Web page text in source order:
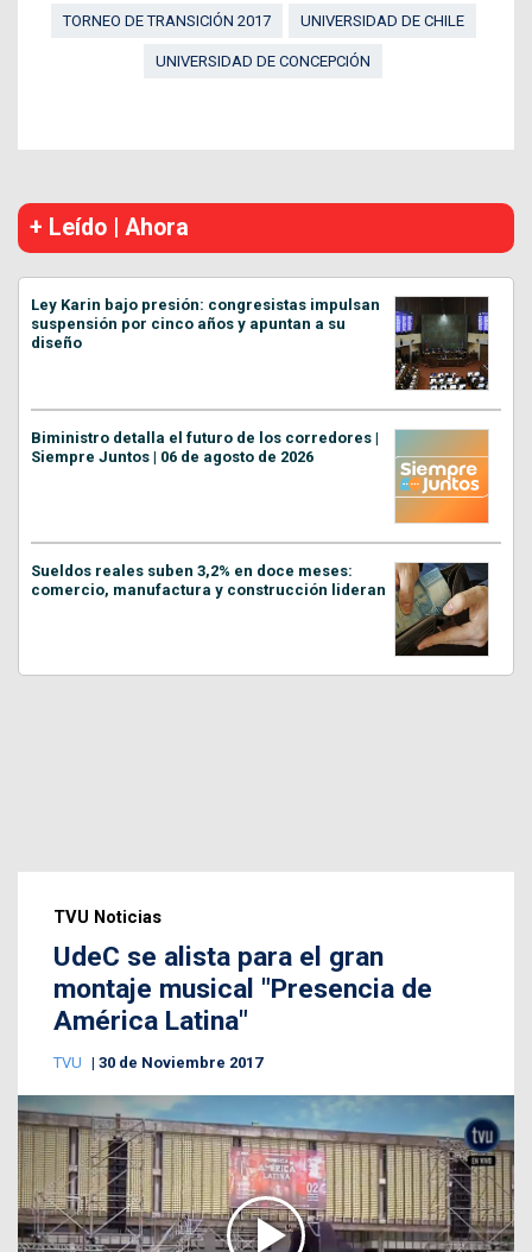
TORNEO DE TRANSICIÓN 2017 UNIVERSIDAD DE CHILE
UNIVERSIDAD DE CONCEPCIÓN
+ Leído | Ahora
Ley Karin bajo presión: congresistas impulsan
suspensión por cinco años y apuntan a su
diseño
Biministro detalla el futuro de los corredores |
Siempre Juntos | 06 de agosto de 2026
Sueldos reales suben 3,2% en doce meses:
comercio, manufactura y construcción lideran
TVU Noticias
UdeC se alista para el gran
montaje musical "Presencia de
América Latina"
TVU 30 de Noviembre 2017